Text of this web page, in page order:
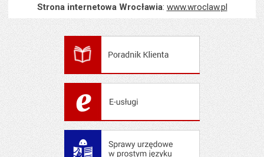
Strona internetowa Wrocławia: www.wroclaw.pl